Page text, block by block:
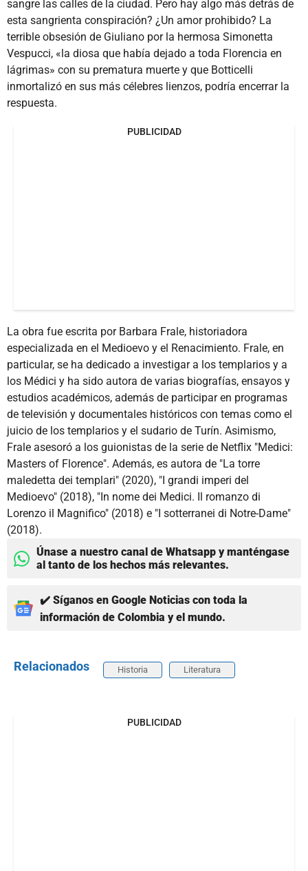
sangre las calles de la ciudad. Pero hay algo más detrás de
esta sangrienta conspiración? ¿Un amor prohibido? La
terrible obsesión de Giuliano por la hermosa Simonetta
Vespucci, «la diosa que había dejado a toda Florencia en
lágrimas» con su prematura muerte y que Botticelli
inmortalizó en sus más célebres lienzos, podría encerrar la
respuesta.
PUBLICIDAD
La obra fue escrita por Barbara Frale, historiadora
especializada en el Medioevo y el Renacimiento. Frale, en
particular, se ha dedicado a investigar a los templarios y a
los Médici y ha sido autora de varias biografías, ensayos y
estudios académicos, además de participar en programas
de televisión y documentales históricos con temas como el
juicio de los templarios y el sudario de Turín. Asimismo,
Frale asesoró a los guionistas de la serie de Netflix "Medici:
Masters of Florence". Además, es autora de "La torre
maledetta dei templari" (2020), "I grandi imperi del
Medioevo" (2018), "In nome dei Medici. Il romanzo di
Lorenzo il Magnifico" (2018) e "I sotterranei di Notre-Dame"
(2018).
Únase a nuestro canal de Whatsapp y manténgase
al tanto de los hechos más relevantes.
✔️ Síganos en Google Noticias con toda la
información de Colombia y el mundo.
Relacionados Historia Literatura
PUBLICIDAD